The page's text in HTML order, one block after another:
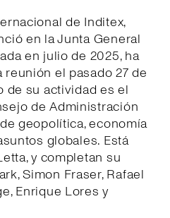
de Inditex,
en la Junta General
en julio de 2025, ha
el pasado 27 de
de su actividad es el
de Administración
geopolítica, economía
globales. Está
y completan su
Simon Fraser, Rafael
Enrique Lores y